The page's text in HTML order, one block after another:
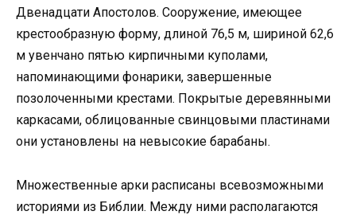
Двенадцати Апостолов. Сооружение, имеющее
крестообразную форму, длиной 76,5 м, шириной 62,6
м увенчано пятью кирпичными куполами,
напоминающими фонарики, завершенные
позолоченными крестами. Покрытые деревянными
каркасами, облицованные свинцовыми пластинами
они установлены на невысокие барабаны.
Множественные арки расписаны всевозможными
историями из Библии. Между ними располагаются